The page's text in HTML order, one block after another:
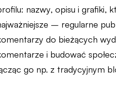
nazwy, opisu i grafiki,
– regularne
do bieżących
i budować
go np. z tradycyjnym